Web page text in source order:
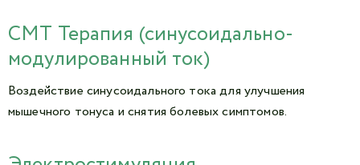
СМТ Терапия (синусоидально-
модулированный ток)
Воздействие синусоидального тока для улучшения
мышечного тонуса и снятия болевых симптомов.